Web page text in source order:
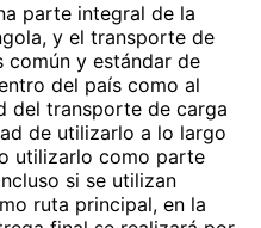
parte integral de la
y el transporte de
común y estándar de
del país como al
del transporte de carga
de utilizarlo a lo largo
utilizarlo como parte
si se utilizan
ruta principal, en la